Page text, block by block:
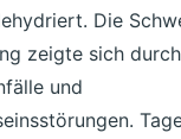
Die
zeigte sich
und